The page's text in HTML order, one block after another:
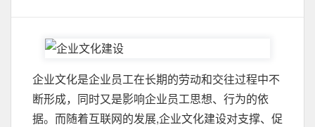
企业文化是企业员工在长期的劳动和交往过程中不
断形成，同时又是影响企业员工思想、行为的依
据。而随着互联网的发展,企业文化建设对支撑、促